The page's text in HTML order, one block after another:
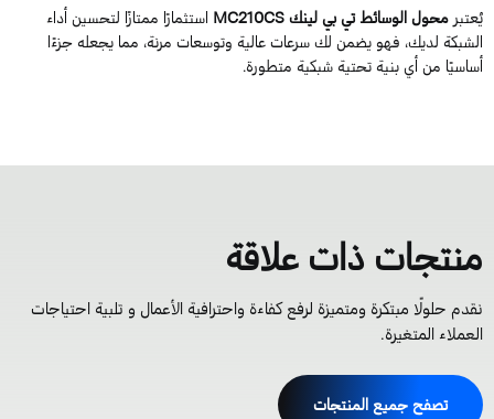
محول الوسائط تي بي لينك MC210CS استثمارًا ممتازًا لتحسين أداء
لديك، فهو يضمن لك سرعات عالية وتوسعات مرنة، مما يجعله جزءًا
من أي بنية تحتية شبكية متطورة.
ذات علاقة
حلولًا مبتكرة ومتميزة لرفع كفاءة واحترافية الأعمال و تلبية احتياجات
المتغيرة.
تصفح جميع المنتجات